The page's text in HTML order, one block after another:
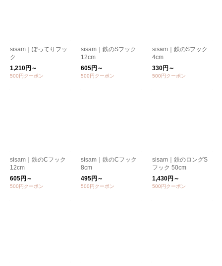
sisam｜ぽってりフッ
ク
1,210円～
500円クーポン
sisam｜鉄のSフック
12cm
605円～
500円クーポン
sisam｜鉄のSフック
4cm
330円～
500円クーポン
sisam｜鉄のCフック
12cm
605円～
500円クーポン
sisam｜鉄のCフック
8cm
495円～
500円クーポン
sisam｜鉄のロングS
フック 50cm
1,430円～
500円クーポン